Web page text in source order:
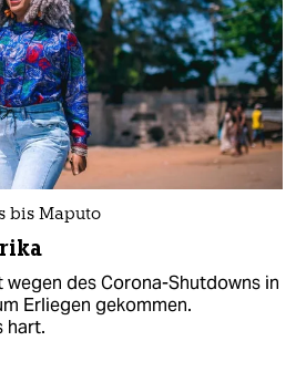
bis Maputo
wegen des Corona-Shutdowns in
Erliegen gekommen.
hart.